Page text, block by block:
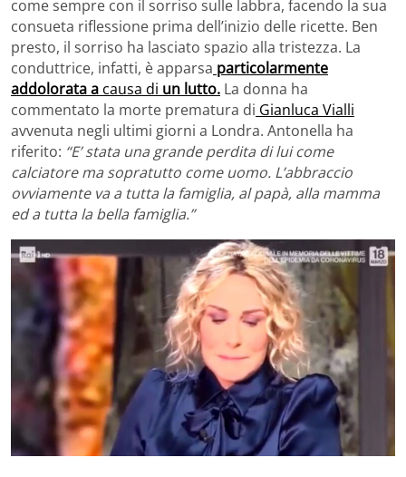
come sempre con il sorriso sulle labbra, facendo la sua
consueta riflessione prima dell’inizio delle ricette. Ben
presto, il sorriso ha lasciato spazio alla tristezza. La
conduttrice, infatti, è apparsa particolarmente
addolorata a causa di un lutto. La donna ha
commentato la morte prematura di Gianluca Vialli
avvenuta negli ultimi giorni a Londra. Antonella ha
riferito: “E’ stata una grande perdita di lui come
calciatore ma sopratutto come uomo. L’abbraccio
ovviamente va a tutta la famiglia, al papà, alla mamma
ed a tutta la bella famiglia.”